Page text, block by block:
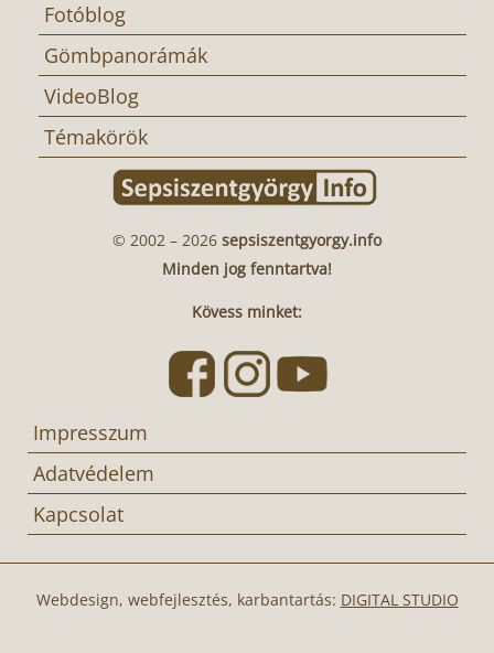
Fotóblog
Gömbpanorámák
VideoBlog
Témakörök
© 2002 – 2026 sepsiszentgyorgy.info
Minden jog fenntartva!
Kövess minket:
Impresszum
Adatvédelem
Kapcsolat
Webdesign, webfejlesztés, karbantartás: DIGITAL STUDIO